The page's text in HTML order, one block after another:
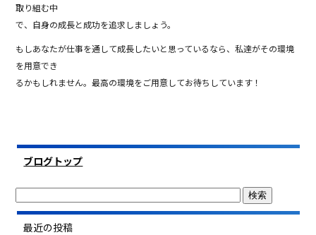
取り組む中
で、自身の成長と成功を追求しましょう。
もしあなたが仕事を通して成長したいと思っているなら、私達がその環境
を用意でき
るかもしれません。最高の環境をご用意してお待ちしています！
ブログトップ
最近の投稿